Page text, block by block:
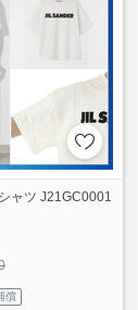
ャツ J21GC0001
償